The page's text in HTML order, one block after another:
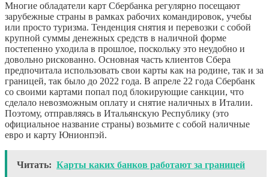
Многие обладатели карт Сбербанка регулярно посещают
зарубежные страны в рамках рабочих командировок, учебы
или просто туризма. Тенденция снятия и перевозки с собой
крупной суммы денежных средств в наличной форме
постепенно уходила в прошлое, поскольку это неудобно и
довольно рискованно. Основная часть клиентов Сбера
предпочитала использовать свои карты как на родине, так и за
границей, так было до 2022 года. В апреле 22 года Сбербанк
со своими картами попал под блокирующие санкции, что
сделало невозможным оплату и снятие наличных в Италии.
Поэтому, отправляясь в Итальянскую Республику (это
официальное название страны) возьмите с собой наличные
евро и карту Юнионпэй.
Читать: Карты каких банков работают за границей